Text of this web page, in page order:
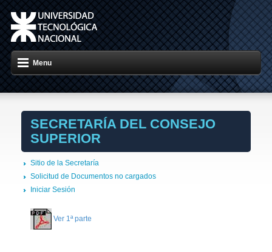
Menu
SECRETARÍA DEL CONSEJO
SUPERIOR
Sitio de la Secretaría
Solicitud de Documentos no cargados
Iniciar Sesión
Ver 1ª parte